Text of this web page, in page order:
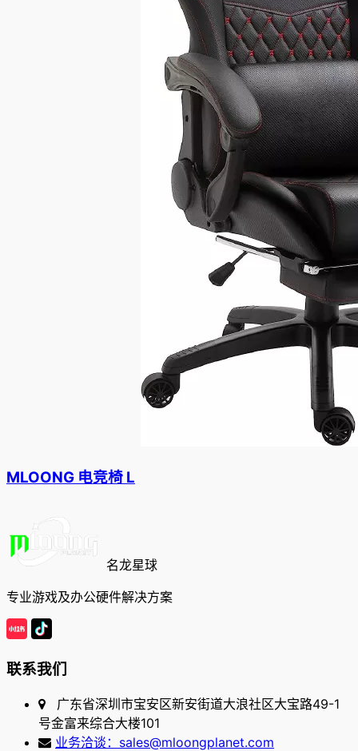
MLOONG 电竞椅 L
名龙星球
专业游戏及办公硬件解决方案
联系我们
广东省深圳市宝安区新安街道大浪社区大宝路49-1
号金富来综合大楼101
业务洽谈：sales@mloongplanet.com